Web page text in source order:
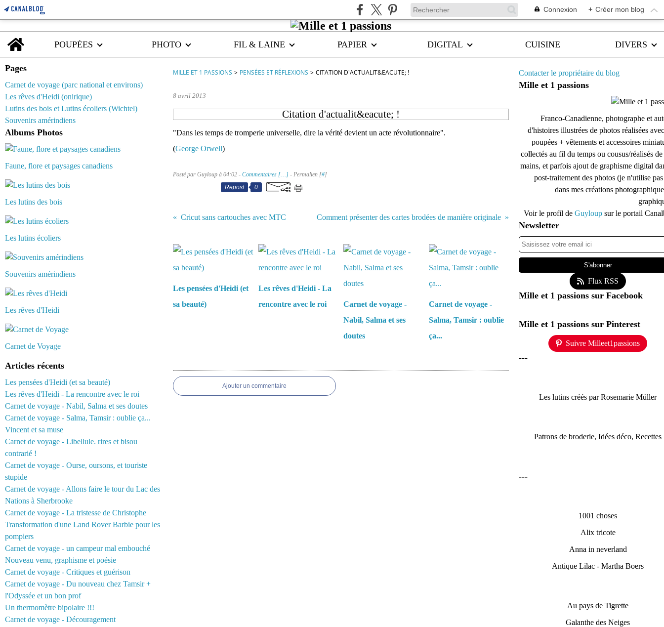
Connexion + Créer mon blog
Home
POUPÉES
PHOTO FIL & LAINE PAPIER DIGITAL CUISINE DIVERS
Pages
Carnet de voyage (parc national et environs)
Les rêves d'Heidi (onirique)
Lutins des bois et Lutins écoliers (Wichtel)
Souvenirs amérindiens
Albums Photos
Faune, flore et paysages canadiens
Les lutins des bois
Les lutins écoliers
Souvenirs amérindiens
Les rêves d'Heidi
Carnet de Voyage
Articles récents
Les pensées d'Heidi (et sa beauté)
Les rêves d'Heidi - La rencontre avec le roi
Carnet de voyage - Nabil, Salma et ses doutes
Carnet de voyage - Salma, Tamsir : oublie ça...
Vincent et sa muse
Carnet de voyage - Libellule. rires et bisou
contrarié !
Carnet de voyage - Ourse, oursons, et touriste
stupide
Carnet de voyage - Allons faire le tour du Lac des
Nations à Sherbrooke
Carnet de voyage - La tristesse de Christophe
Transformation d'une Land Rover Barbie pour les
pompiers
Carnet de voyage - un campeur mal embouché
Nouveau venu, graphisme et poésie
Carnet de voyage - Critiques et guérison
Carnet de voyage - Du nouveau chez Tamsir +
l'Odyssée et un bon prof
Un thermomètre bipolaire !!!
Carnet de voyage - Découragement
MILLE ET 1 PASSIONS > PENSÉES ET RÉFLEXIONS > CITATION D'ACTUALIT&EACUTE; !
8 avril 2013
Citation d'actualit&eacute; !
"Dans les temps de tromperie universelle, dire la vérité devient un acte révolutionnaire".
(George Orwell)
Posté par Guyloup à 04:02 - Commentaires […] - Permalien [#]
Repost
0
Cricut sans cartouches avec MTC Comment présenter des cartes brodées de manière originale
Les pensées d'Heidi (et
sa beauté)
Les rêves d'Heidi - La
rencontre avec le roi
Carnet de voyage -
Nabil, Salma et ses
doutes
Carnet de voyage -
Salma, Tamsir : oublie
ça...
Ajouter un commentaire
Contacter le propriétaire du blog
Mille et 1 passions
Franco-Canadienne, photographe et
d'histoires illustrées de photos réalisées
poupées + vêtements et accessoires
collectés au fil du temps ou cousus/réalisés de
mains, et parfois ajout de graphisme digital
post-traitement des photos (je n'utilise
dans mes créations
Voir le profil de Guyloup sur le portail
Newsletter
Flux RSS
Mille et 1 passions sur Facebook
Mille et 1 passions sur Pinterest
Suivre Milleet1passions
---
Les lutins créés par Rosemarie Müller
Patrons de broderie, Idées déco, Recettes
---
1001 choses
Alix tricote
Anna in neverland
Antique Lilac - Martha Boers
Au pays de Tigrette
Galanthe des Neiges